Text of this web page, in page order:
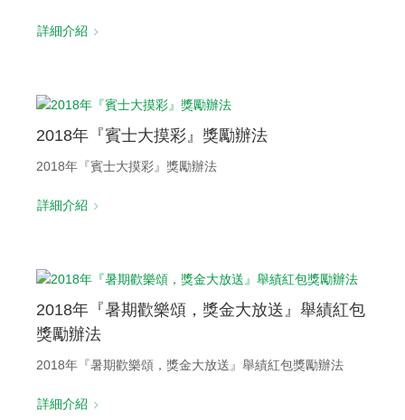
詳細介紹
2018年『賓士大摸彩』獎勵辦法
2018年『賓士大摸彩』獎勵辦法
詳細介紹
2018年『暑期歡樂頌，獎金大放送』舉績紅包
獎勵辦法
2018年『暑期歡樂頌，獎金大放送』舉績紅包獎勵辦法
詳細介紹